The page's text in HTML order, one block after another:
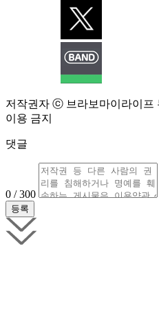
저작권자 ⓒ 브라보마이라이프
이용 금지
댓글
0 / 300